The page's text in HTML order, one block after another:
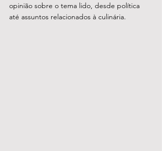
opinião sobre o tema lido, desde política
até assuntos relacionados à culinária.